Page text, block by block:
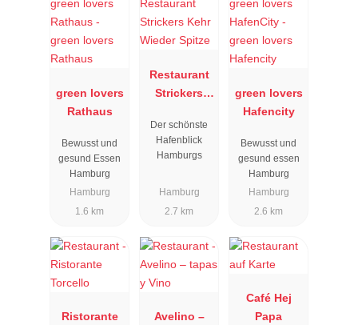
green lovers
Rathaus
Bewusst und
gesund Essen
Hamburg
Hamburg
1.6 km
Restaurant
Strickers
Spitze
Der schönste
Hafenblick
Hamburgs
Hamburg
2.7 km
green lovers
Hafencity
Bewusst und
gesund essen
Hamburg
Hamburg
2.6 km
Ristorante
Avelino –
Café Hej
Papa